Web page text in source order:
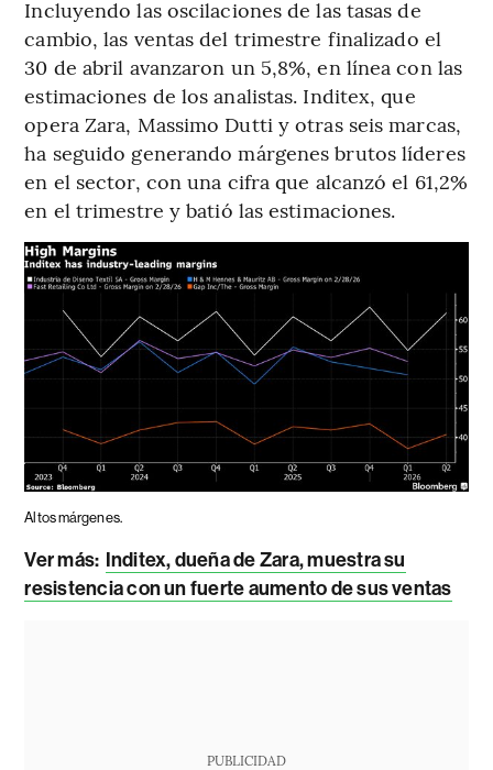
Incluyendo las oscilaciones de las tasas de
cambio, las ventas del trimestre finalizado el
30 de abril avanzaron un 5,8%, en línea con las
estimaciones de los analistas. Inditex, que
opera Zara, Massimo Dutti y otras seis marcas,
ha seguido generando márgenes brutos líderes
en el sector, con una cifra que alcanzó el 61,2%
en el trimestre y batió las estimaciones.
Altos márgenes.
Ver más: Inditex, dueña de Zara, muestra su
resistencia con un fuerte aumento de sus ventas
PUBLICIDAD